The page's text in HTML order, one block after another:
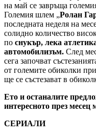
на май се завръща
Големия шлем „Ролан
последната неделя на
солидно количество
по снукър, лека
автомобилизъм. След
сега започват
от големите обиколки
ще се състезават в
Ето и останалите
интересното през месец
СЕРИАЛИ